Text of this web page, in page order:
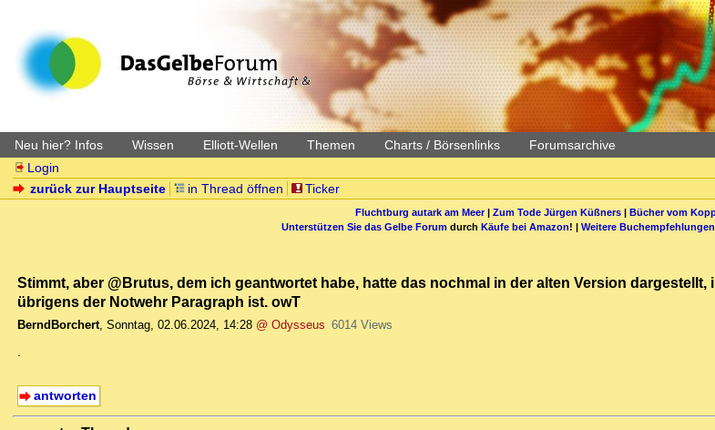
Neu hier? Infos Wissen Elliott-Wellen Themen Charts / Börsenlinks Forumsarchive
Login
zurück zur Hauptseite
in Thread öffnen Ticker
Fluchtburg autark am Meer| Zum Tode Jürgen Küßners| Bücher vom
Unterstützen Sie das Gelbe Forum durch Käufe bei Amazon! | Weitere Buchempfehlungen
Stimmt, aber @Brutus, dem ich geantwortet habe, hatte das nochmal in der alten Version dargestellt,
übrigens der Notwehr Paragraph ist. owT
BerndBorchert, Sonntag, 02.06.2024, 14:28 @ Odysseus 6014 Views
.
antworten